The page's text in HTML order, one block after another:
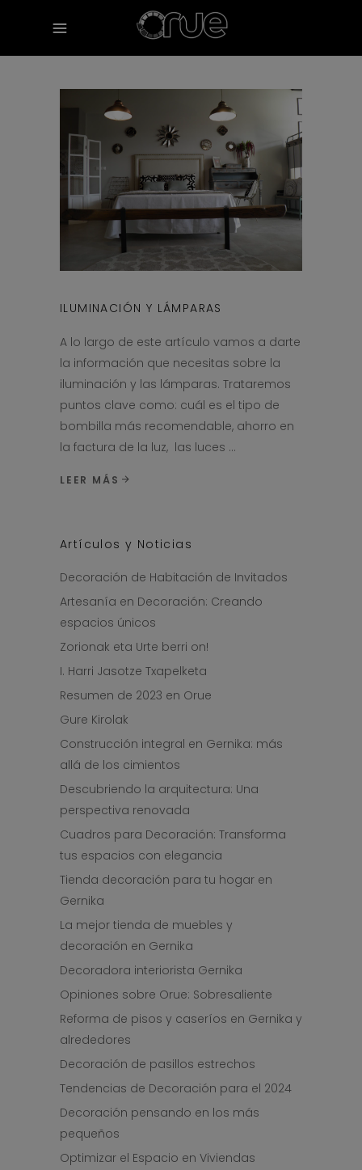
ILUMINACIÓN Y LÁMPARAS
A lo largo de este artículo vamos a darte
la información que necesitas sobre la
iluminación y las lámparas. Trataremos
puntos clave como: cuál es el tipo de
bombilla más recomendable, ahorro en
la factura de la luz, las luces
LEER MÁS
Artículos y Noticias
Decoración de Habitación de Invitados
Artesanía en Decoración: Creando
espacios únicos
Zorionak eta Urte berri on!
I. Harri Jasotze Txapelketa
Resumen de 2023 en Orue
Gure Kirolak
Construcción integral en Gernika: más
allá de los cimientos
Descubriendo la arquitectura: Una
perspectiva renovada
Cuadros para Decoración: Transforma
tus espacios con elegancia
Tienda decoración para tu hogar en
Gernika
La mejor tienda de muebles y
decoración en Gernika
Decoradora interiorista Gernika
Opiniones sobre Orue: Sobresaliente
Reforma de pisos y caseríos en Gernika y
alrededores
Decoración de pasillos estrechos
Tendencias de Decoración para el 2024
Decoración pensando en los más
pequeños
Optimizar el Espacio en Viviendas